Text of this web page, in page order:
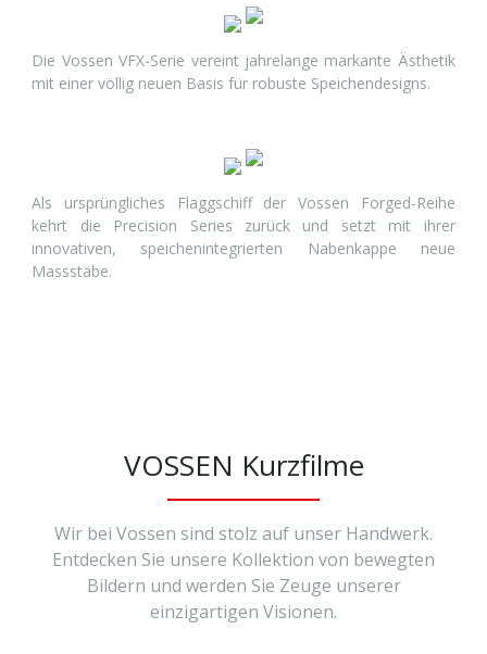
Die Vossen VFX-Serie vereint jahrelange markante Ästhetik
mit einer völlig neuen Basis für robuste Speichendesigns.
Als ursprüngliches Flaggschiff der Vossen Forged-Reihe
kehrt die Precision Series zurück und setzt mit ihrer
innovativen, speichenintegrierten Nabenkappe neue
Massstäbe.
VOSSEN Kurzfilme
Wir bei Vossen sind stolz auf unser Handwerk.
Entdecken Sie unsere Kollektion von bewegten
Bildern und werden Sie Zeuge unserer
einzigartigen Visionen.